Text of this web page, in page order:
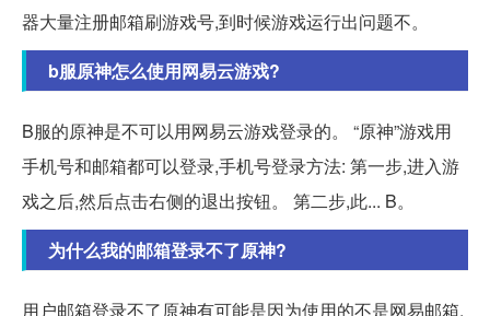
器大量注册邮箱刷游戏号,到时候游戏运行出问题不。
b服原神怎么使用网易云游戏?
B服的原神是不可以用网易云游戏登录的。 “原神”游戏用
手机号和邮箱都可以登录,手机号登录方法: 第一步,进入游
戏之后,然后点击右侧的退出按钮。 第二步,此... B。
为什么我的邮箱登录不了原神?
用户邮箱登录不了原神有可能是因为使用的不是网易邮箱,